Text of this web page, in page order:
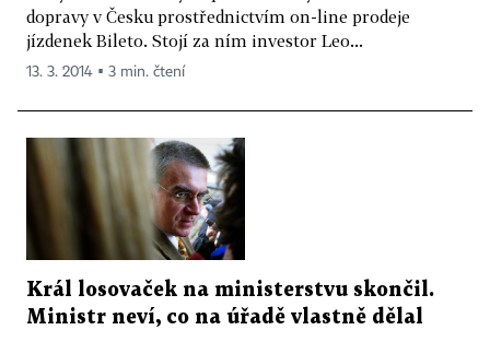
dopravy v Česku prostřednictvím on-line prodeje
jízdenek Bileto. Stojí za ním investor Leo...
13. 3. 2014 ▪ 3 min. čtení
Král losovaček na ministerstvu skončil.
Ministr neví, co na úřadě vlastně dělal